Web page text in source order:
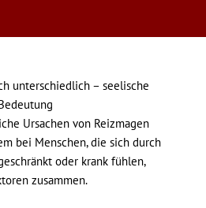
unterschiedlich – seelische
Ursachen von Reizmagen
bei Menschen, die sich durch
oder krank fühlen,
zusammen.